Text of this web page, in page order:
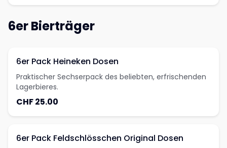
6er Bierträger
6er Pack Heineken Dosen
Praktischer Sechserpack des beliebten, erfrischenden
Lagerbieres.
CHF 25.00
6er Pack Feldschlösschen Original Dosen